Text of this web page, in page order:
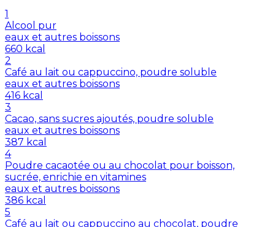
1
Alcool pur
eaux et autres boissons
660 kcal
2
Café au lait ou cappuccino, poudre soluble
eaux et autres boissons
416 kcal
3
Cacao, sans sucres ajoutés, poudre soluble
eaux et autres boissons
387 kcal
4
Poudre cacaotée ou au chocolat pour boisson,
sucrée, enrichie en vitamines
eaux et autres boissons
386 kcal
5
Café au lait ou cappuccino au chocolat, poudre